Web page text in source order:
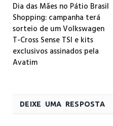
Dia das Mães no Pátio Brasil
Shopping: campanha terá
sorteio de um Volkswagen
T-Cross Sense TSI e kits
exclusivos assinados pela
Avatim
DEIXE UMA RESPOSTA